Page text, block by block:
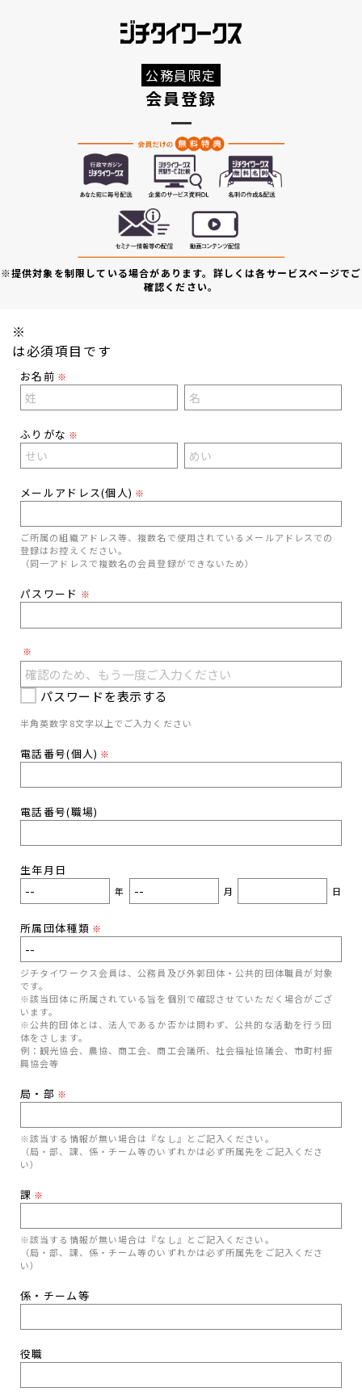
公務員限定
会員登録
※提供対象を制限している場合があります。詳しくは各サービスページでご
確認ください。
※
は必須項目です
お名前 ※
ふりがな ※
メールアドレス(個人) ※
ご所属の組織アドレス等、複数名で使用されているメールアドレスでの
登録はお控えください。
（同一アドレスで複数名の会員登録ができないため）
パスワード ※
※
パスワードを表示する
半角英数字8文字以上でご入力ください
電話番号(個人) ※
電話番号(職場)
生年月日
年 月 日
所属団体種類 ※
ジチタイワークス会員は、公務員及び外郭団体・公共的団体職員が対象
です。
※該当団体に所属されている旨を個別で確認させていただく場合がござ
います。
※公共的団体とは、法人であるか否かは問わず、公共的な活動を行う団
体をさします。
例：観光協会、農協、商工会、商工会議所、社会福祉協議会、市町村振
興協会等
局・部 ※
※該当する情報が無い場合は『なし』とご記入ください。
（局・部、課、係・チーム等のいずれかは必ず所属先をご記入くださ
い）
課 ※
※該当する情報が無い場合は『なし』とご記入ください。
（局・部、課、係・チーム等のいずれかは必ず所属先をご記入くださ
い）
係・チーム等
役職